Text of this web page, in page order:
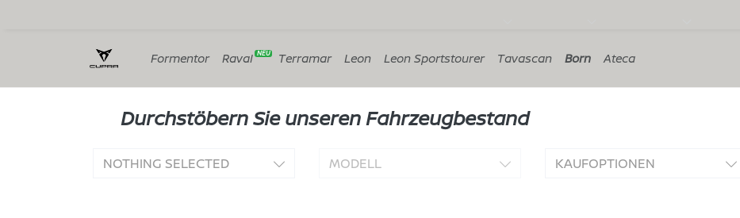
Formentor Raval Terramar Leon Leon Sportstourer Tavascan Born Ateca
Durchstöbern Sie unseren Fahrzeugbestand
NOTHING SELECTED MODELL KAUFOPTIONEN